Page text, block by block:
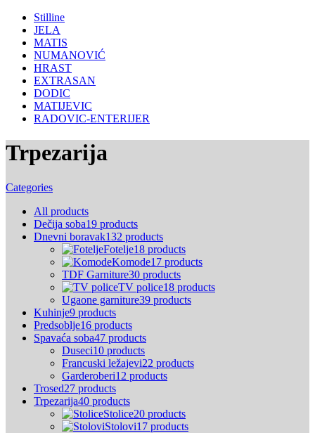
Stilline
JELA
MATIS
NUMANOVIĆ
HRAST
EXTRASAN
DODIC
MATIJEVIC
RADOVIC-ENTERIJER
Trpezarija
Categories
All products
Dečija soba19 products
Dnevni boravak132 products
Fotelje18 products
Komode17 products
TDF Garniture30 products
TV police18 products
Ugaone garniture39 products
Kuhinje9 products
Predsoblje16 products
Spavaća soba47 products
Duseci10 products
Francuski ležajevi22 products
Garderoberi12 products
Trosed27 products
Trpezarija40 products
Stolice20 products
Stolovi17 products